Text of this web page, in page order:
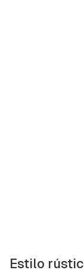
Estilo